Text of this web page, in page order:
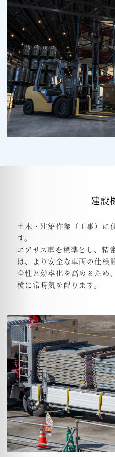
建設
土木・建築作業（工事）に
す。
エアサス車を標準とし、精
は、より安全な車両の仕様
全性と効率化を高めるため
検に常時気を配ります。